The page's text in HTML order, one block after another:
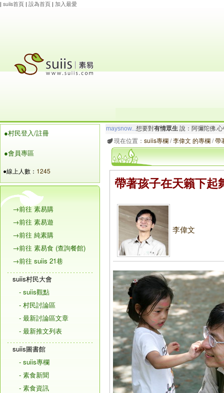
| suiis首頁 | 設為首頁 | 加入最愛
●村民登入/註冊
●會員專區
●線上人數： 1245
→前往 素易購
→前往 素易遊
→前往 純素購
→前往 素易食 (查詢餐館)
→前往 suiis 21巷
suiis村民大會
- suiis觀點
- 村民討論區
- 最新討論區文章
- 最新推文列表
suiis圖書館
- suiis專欄
- 素食新聞
- 素食資訊
maysnow...想要對有情眾生說：阿彌陀佛.
玲瓏虹想要對有情眾生說：阿彌陀佛.一切
現在位置： suiis專欄/李偉文 的專欄/帶
帶著孩子在天籟下起
李偉文